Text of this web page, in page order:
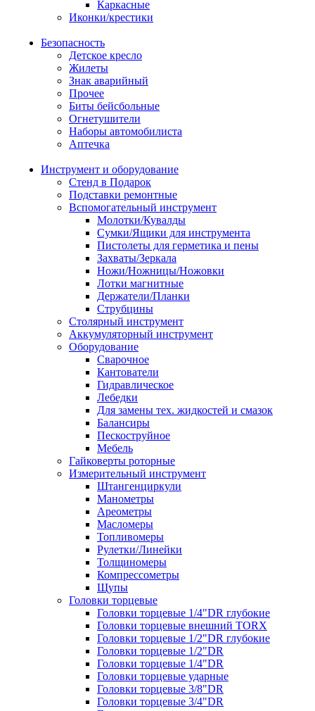
Каркасные
Иконки/крестики
Безопасность
Детское кресло
Жилеты
Знак аварийный
Прочее
Биты бейсбольные
Огнетушители
Наборы автомобилиста
Аптечка
Инструмент и оборудование
Стенд в Подарок
Подставки ремонтные
Вспомогательный инструмент
Молотки/Кувалды
Сумки/Ящики для инструмента
Пистолеты для герметика и пены
Захваты/Зеркала
Ножи/Ножницы/Ножовки
Лотки магнитные
Держатели/Планки
Струбцины
Столярный инструмент
Аккумуляторный инструмент
Оборудование
Сварочное
Кантователи
Гидравлическое
Лебедки
Для замены тех. жидкостей и смазок
Балансиры
Пескоструйное
Мебель
Гайковерты роторные
Измерительный инструмент
Штангенциркули
Манометры
Ареометры
Масломеры
Топливомеры
Рулетки/Линейки
Толщиномеры
Компрессометры
Щупы
Головки торцевые
Головки торцевые 1/4"DR глубокие
Головки торцевые внешний TORX
Головки торцевые 1/2"DR глубокие
Головки торцевые 1/2"DR
Головки торцевые 1/4"DR
Головки торцевые ударные
Головки торцевые 3/8"DR
Головки торцевые 3/4"DR